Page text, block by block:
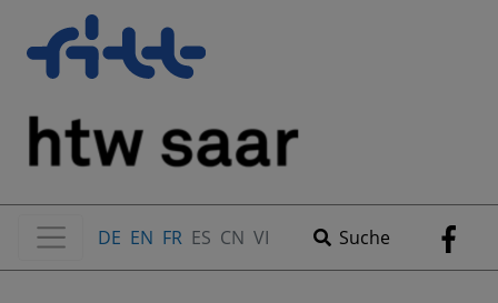
DE EN FR ES CN VI Suche